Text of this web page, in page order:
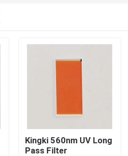
Kingki 560nm UV Long
Pass Filter